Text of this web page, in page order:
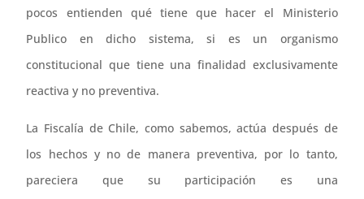
pocos entienden qué tiene que hacer el Ministerio
Publico en dicho sistema, si es un organismo
constitucional que tiene una finalidad exclusivamente
reactiva y no preventiva.
La Fiscalía de Chile, como sabemos, actúa después de
los hechos y no de manera preventiva, por lo tanto,
pareciera que su participación es una